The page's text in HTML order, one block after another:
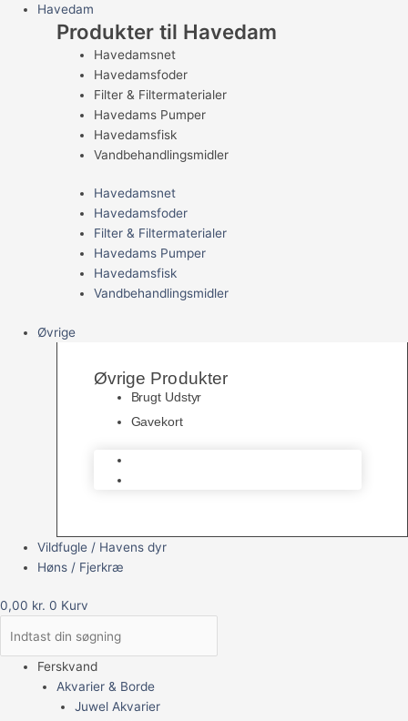
Havedam
Produkter til Havedam
Havedamsnet
Havedamsfoder
Filter & Filtermaterialer
Havedams Pumper
Havedamsfisk
Vandbehandlingsmidler
Havedamsnet
Havedamsfoder
Filter & Filtermaterialer
Havedams Pumper
Havedamsfisk
Vandbehandlingsmidler
Øvrige
Øvrige Produkter
Brugt Udstyr
Gavekort
Vildfugle / Havens dyr
Høns / Fjerkræ
0,00 kr. 0 Kurv
Ferskvand
Akvarier & Borde
Juwel Akvarier